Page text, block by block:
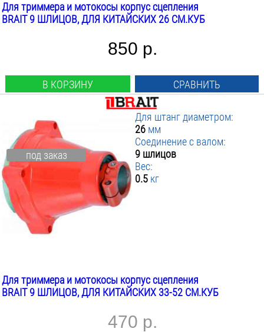
Для триммера и мотокосы корпус сцепления
BRAIT 9 ШЛИЦОВ, ДЛЯ КИТАЙСКИХ 26 СМ.КУБ
850 р.
В КОРЗИНУ СРАВНИТЬ
под заказ
Для штанг диаметром:
26 мм
Соединение с валом:
9 шлицов
Вес:
0.5 кг
Для триммера и мотокосы корпус сцепления
BRAIT 9 ШЛИЦОВ, ДЛЯ КИТАЙСКИХ 33-52 СМ.КУБ
470 р.